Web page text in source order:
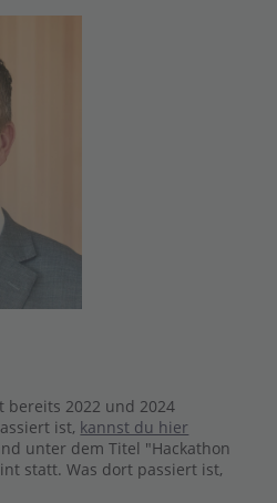
bereits 2022 und 2024
ist, kannst du hier
unter dem Titel "Hackathon
statt. Was dort passiert ist,